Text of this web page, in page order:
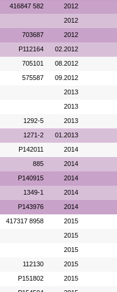
416847 582 2012
2012
703687 2012
P112164 02.2012
705101 08.2012
575587 09.2012
2013
2013
1292-5 2013
1271-2 01.2013
P142011 2014
885 2014
P140915 2014
1349-1 2014
P143976 2014
417317 8958 2015
2015
2015
112130 2015
P151802 2015